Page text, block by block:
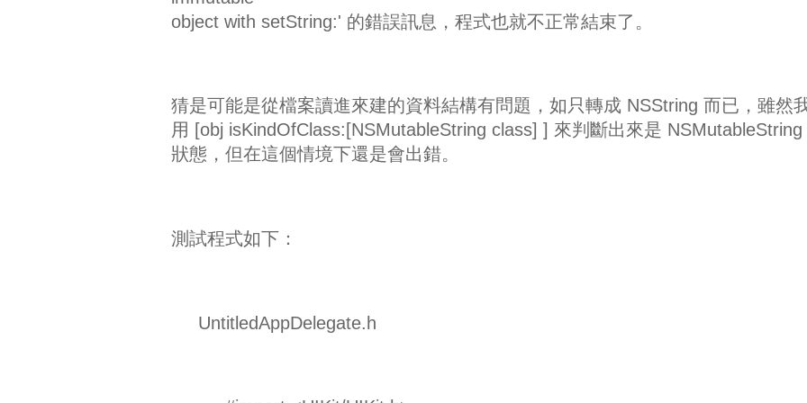
object with setString:' 的錯誤訊息，程式也就不正常結束了。
猜是可能是從檔案讀進來建的資料結構有問題，如只轉成 NSString 而已，雖然
用 [obj isKindOfClass:[NSMutableString class] ] 來判斷出來是 NSMutableString
狀態，但在這個情境下還是會出錯。
測試程式如下：
UntitledAppDelegate.h